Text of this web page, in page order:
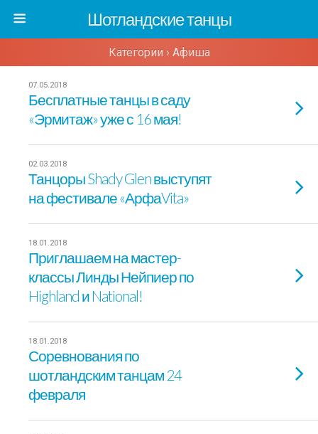
Шотландские танцы
Категории › Афиша
07.05.2018
Бесплатные танцы в саду
«Эрмитаж» уже с 16 мая!
02.03.2018
Танцоры Shady Glen выступят
на фестивале «АрфаVita»
18.01.2018
Приглашаем на мастер-
классы Линды Нейпиер по
Highland и National!
18.01.2018
Соревнования по
шотландским танцам 24
февраля